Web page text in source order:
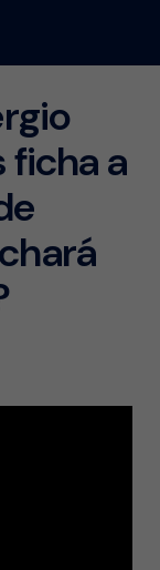
ficha a